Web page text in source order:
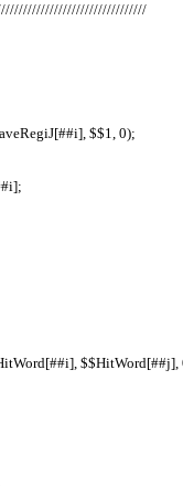
$$1, 0);
$$HitWord[##j],